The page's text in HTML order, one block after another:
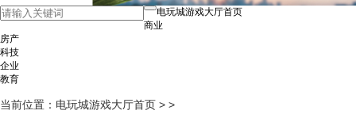
电玩城游戏大厅首页
商业
房产
科技
企业
教育
当前位置： 电玩城游戏大厅首页 > >